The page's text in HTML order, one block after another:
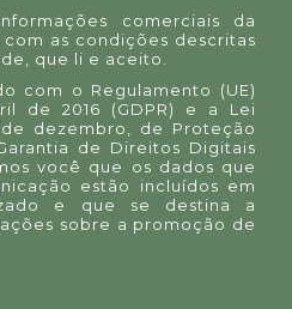
comerciais da
as condições descritas
, que li e aceito.
com o Regulamento (UE)
de 2016 (GDPR) e a Lei
dezembro, de Proteção
de Direitos Digitais
você que os dados que
estão incluídos em
e que se destina a
sobre a promoção de